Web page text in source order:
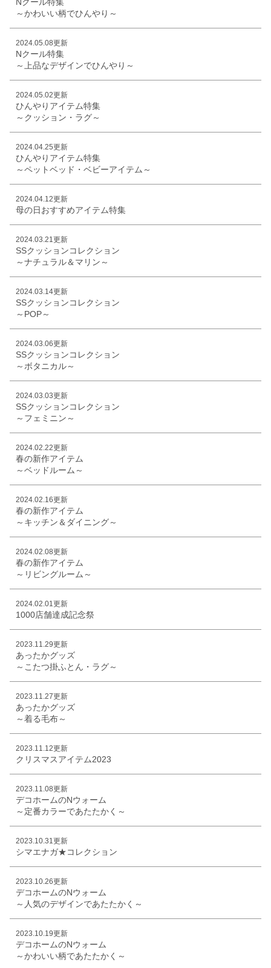
Nクール特集
～かわいい柄でひんやり～
2024.05.08更新
Nクール特集
～上品なデザインでひんやり～
2024.05.02更新
ひんやりアイテム特集
～クッション・ラグ～
2024.04.25更新
ひんやりアイテム特集
～ペットベッド・ベビーアイテム～
2024.04.12更新
母の日おすすめアイテム特集
2024.03.21更新
SSクッションコレクション
～ナチュラル＆マリン～
2024.03.14更新
SSクッションコレクション
～POP～
2024.03.06更新
SSクッションコレクション
～ボタニカル～
2024.03.03更新
SSクッションコレクション
～フェミニン～
2024.02.22更新
春の新作アイテム
～ベッドルーム～
2024.02.16更新
春の新作アイテム
～キッチン＆ダイニング～
2024.02.08更新
春の新作アイテム
～リビングルーム～
2024.02.01更新
1000店舗達成記念祭
2023.11.29更新
あったかグッズ
～こたつ掛ふとん・ラグ～
2023.11.27更新
あったかグッズ
～着る毛布～
2023.11.12更新
クリスマスアイテム2023
2023.11.08更新
デコホームのNウォーム
～定番カラーであたたかく～
2023.10.31更新
シマエナガ★コレクション
2023.10.26更新
デコホームのNウォーム
～人気のデザインであたたかく～
2023.10.19更新
デコホームのNウォーム
～かわいい柄であたたかく～